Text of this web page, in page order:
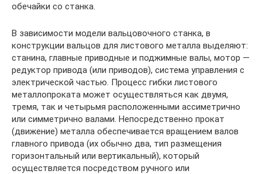
обечайки со станка.
В зависимости модели вальцовочного станка, в
конструкции вальцов для листового металла выделяют:
станина, главные приводные и поджимные валы, мотор —
редуктор привода (или приводов), система управления с
электрической частью. Процесс гибки листового
металлопроката может осуществляться как двумя,
тремя, так и четырьмя расположенными ассиметрично
или симметрично валами. Непосредственно прокат
(движение) металла обеспечивается вращением валов
главного привода (их обычно два, тип размещения
горизонтальный или вертикальный), который
осуществляется посредством ручного или